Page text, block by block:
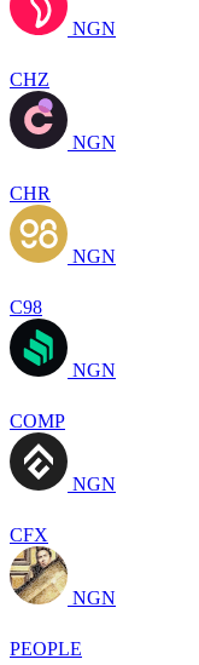
NGN
CHZ
NGN
CHR
NGN
C98
NGN
COMP
NGN
CFX
NGN
PEOPLE